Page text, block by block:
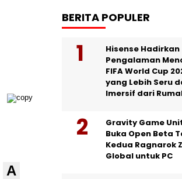
A
BERITA POPULER
Hisense Hadirkan
Pengalaman
FIFA World Cup
yang Lebih Seru
Imersif dari
Gravity Game
Buka Open Beta
Kedua Ragnarok
Global untuk PC